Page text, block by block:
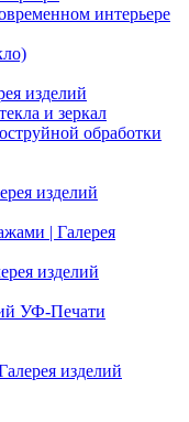
интерьере
изделий
и зеркал
обработки
изделий
| Галерея
изделий
УФ-Печати
изделий